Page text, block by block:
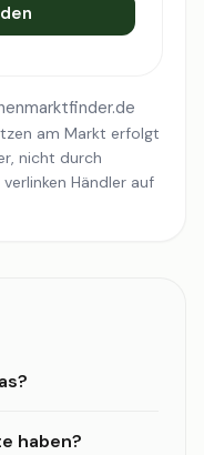
am Markt erfolgt
nicht durch
Händler auf
haben?